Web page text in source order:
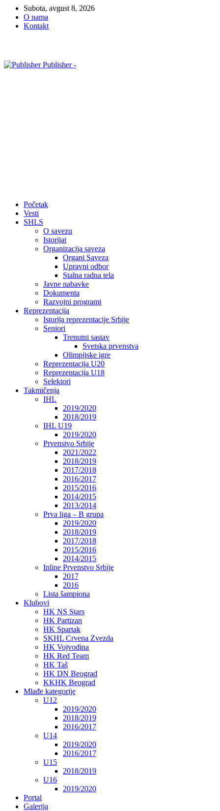
Subota, avgust 8, 2026
O nama
Kontakt
Publisher -
Početak
Vesti
SHLS
O savezu
Istorijat
Organizacija saveza
Organi Saveza
Upravni odbor
Stalna radna tela
Javne nabavke
Dokumenta
Razvojni programi
Reprezentacija
Istorija reprezentacije Srbije
Seniori
Trenutni sastav
Svetska prvenstva
Olimpijske igre
Reprezentacija U20
Reprezentacija U18
Selektori
Takmičenja
IHL
2019/2020
2018/2019
IHL U19
2019/2020
Prvenstvo Srbije
2021/2022
2018/2019
2017/2018
2016/2017
2015/2016
2014/2015
2013/2014
Prva liga – B grupa
2019/2020
2018/2019
2017/2018
2015/2016
2014/2015
Inline Prvenstvo Srbije
2017
2016
Lista šampiona
Klubovi
HK NS Stars
HK Partizan
HK Spartak
SKHL Crvena Zvezda
HK Vojvodina
HK Red Team
HK Taš
HK DN Beograd
KKHK Beograd
Mlađe kategorije
U12
2019/2020
2018/2019
2016/2017
U14
2019/2020
2016/2017
U15
2018/2019
U16
2019/2020
Portal
Galerija